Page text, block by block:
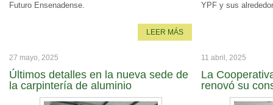
Futuro Ensenadense.
LEER MÁS
YPF y sus
27 mayo, 2025
Últimos detalles en la nueva sede de
la carpintería de aluminio
11 abril, 2025
La
renovó su